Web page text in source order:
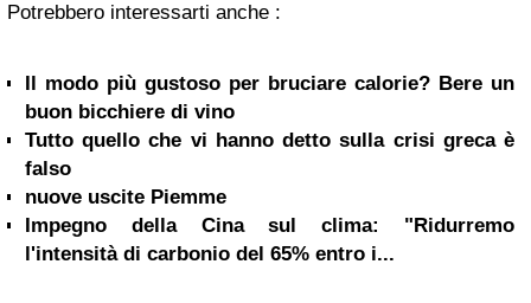
Potrebbero interessarti anche :
Il modo più gustoso per bruciare calorie? Bere un
buon bicchiere di vino
Tutto quello che vi hanno detto sulla crisi greca è
falso
nuove uscite Piemme
Impegno della Cina sul clima: "Ridurremo
l'intensità di carbonio del 65% entro i...